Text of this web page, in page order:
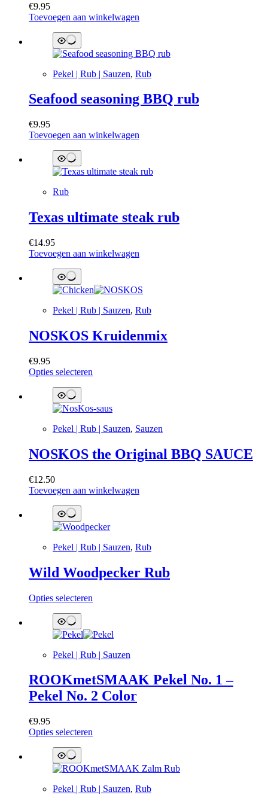
€9.95
Toevoegen aan winkelwagen
Pekel | Rub | Sauzen, Rub
Seafood seasoning BBQ rub
€9.95
Toevoegen aan winkelwagen
Rub
Texas ultimate steak rub
€14.95
Toevoegen aan winkelwagen
Pekel | Rub | Sauzen, Rub
NOSKOS Kruidenmix
€9.95
Opties selecteren
variaties.
Deze
optie
kan
gekozen
de
Pekel | Rub | Sauzen, Sauzen
NOSKOS the Original BBQ SAUCE
€12.50
Toevoegen aan winkelwagen
Pekel | Rub | Sauzen, Rub
Wild Woodpecker Rub
Opties selecteren
meerdere
variaties.
Deze
optie
kan
gekozen
worden
op
Pekel | Rub | Sauzen
ROOKmetSMAAK Pekel No. 1 –
Pekel No. 2 Color
€9.95
Opties selecteren
meerdere
variaties.
Deze
optie
Pekel | Rub | Sauzen, Rub